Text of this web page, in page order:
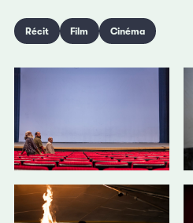
Récit Film Cinéma